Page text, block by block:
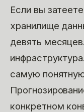
Если вы
хранилище
девять
самую
конкретном